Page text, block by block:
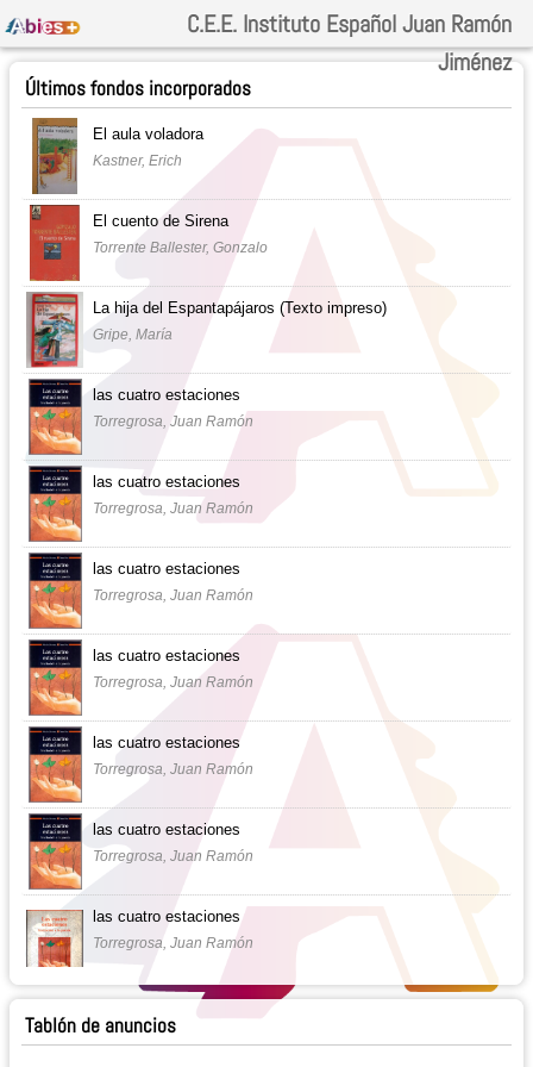
C.E.E. Instituto Español Juan Ramón
Jiménez
Últimos fondos incorporados
El aula voladora
Kastner, Erich
El cuento de Sirena
Torrente Ballester, Gonzalo
La hija del Espantapájaros (Texto impreso)
Gripe, María
las cuatro estaciones
Torregrosa, Juan Ramón
las cuatro estaciones
Torregrosa, Juan Ramón
las cuatro estaciones
Torregrosa, Juan Ramón
las cuatro estaciones
Torregrosa, Juan Ramón
las cuatro estaciones
Torregrosa, Juan Ramón
las cuatro estaciones
Torregrosa, Juan Ramón
las cuatro estaciones
Torregrosa, Juan Ramón
Tablón de anuncios